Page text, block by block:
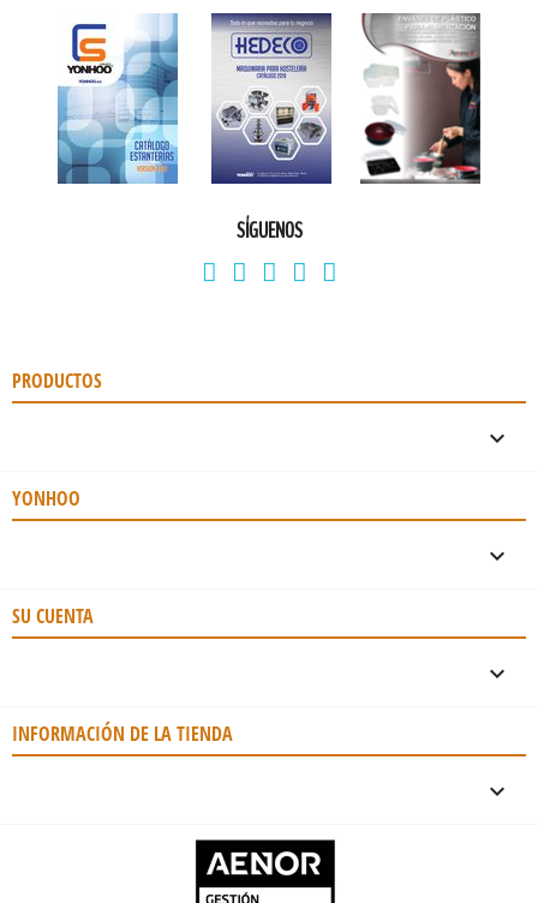
SÍGUENOS
PRODUCTOS

YONHOO

SU CUENTA

INFORMACIÓN DE LA TIENDA
keyboard_arrow_down